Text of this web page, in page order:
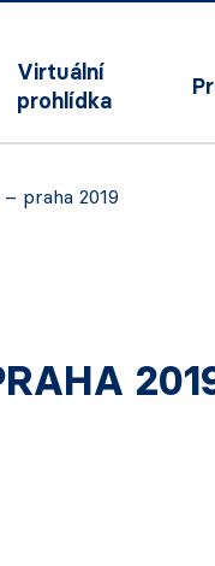
Virtuální
prohlídka
praha 2019